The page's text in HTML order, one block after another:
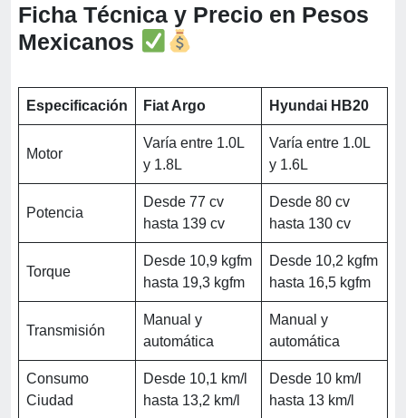
Ficha Técnica y Precio en Pesos
Mexicanos
Especificación Fiat Argo Hyundai HB20
Motor
Varía entre 1.0L
y 1.8L
Varía entre 1.0L
y 1.6L
Potencia
Desde 77 cv
hasta 139 cv
Desde 80 cv
hasta 130 cv
Torque
Desde 10,9 kgfm
hasta 19,3 kgfm
Desde 10,2 kgfm
hasta 16,5 kgfm
Transmisión
Manual y
automática
Manual y
automática
Consumo
Ciudad
Desde 10,1 km/l
hasta 13,2 km/l
Desde 10 km/l
hasta 13 km/l